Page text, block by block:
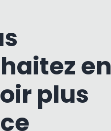
en
plus